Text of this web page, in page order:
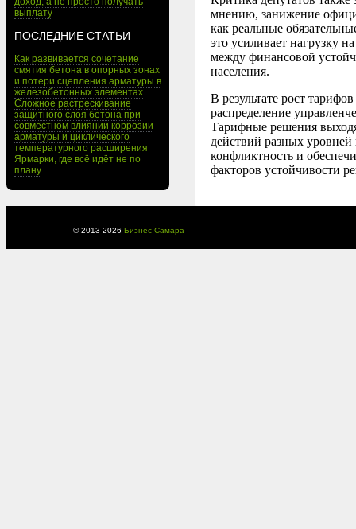
выплату
ПОСЛЕДНИЕ СТАТЬИ
Как развивается сочетание
смятия бетона в опорных зонах
и потери сцепления арматуры в
железобетонных элементах
Сложное растрескивание
защитного слоя бетона при
совместном влиянии коррозии
арматуры и циклического
температурного расширения
Ярмарки, где всё идёт не по
плану
мнению, занижение
как реальные
это усиливает нагрузку
между финансовой
населения.
В результате рост
распределение
Тарифные решения
действий разных
конфликтность и
факторов устойчивости
© 2013-2026 Бизнес Самара